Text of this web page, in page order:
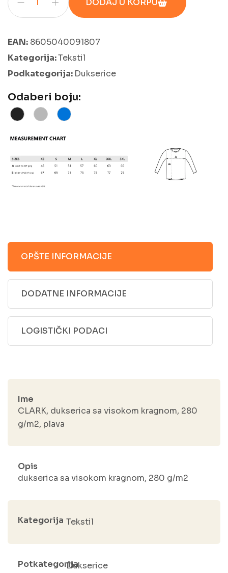
DODAJ U KORPU
EAN: 8605040091807
Kategorija:Tekstil
Podkategorija: Dukserice
Odaberi boju:
OPŠTE INFORMACIJE
DODATNE INFORMACIJE
LOGISTIČKI PODACI
Ime
CLARK, dukserica sa visokom kragnom, 280
g/m2, plava
Opis
dukserica sa visokom kragnom, 280 g/m2
Kategorija Tekstil
PotkategorijaDukserice